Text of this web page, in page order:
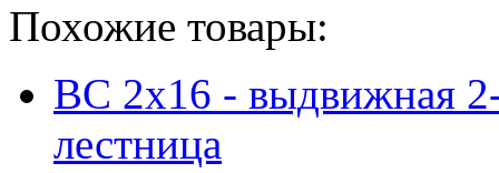
Похожие товары:
BC 2x16 - выдвижная
лестница